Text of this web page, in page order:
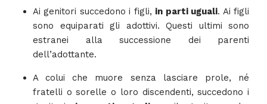
Ai genitori succedono i figli, in parti uguali. Ai figli
sono equiparati gli adottivi. Questi ultimi sono
estranei alla successione dei parenti
dell’adottante.
A colui che muore senza lasciare prole, né
fratelli o sorelle o loro discendenti, succedono i